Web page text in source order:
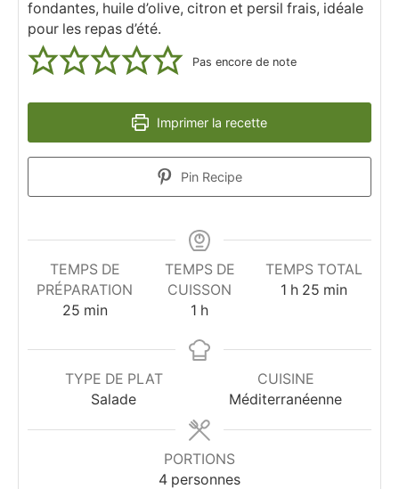
fondantes, huile d’olive, citron et persil frais, idéale
pour les repas d’été.
Pas encore de note
Imprimer la recette
Pin Recipe
TEMPS DE
PRÉPARATION
25minutes
min
TEMPS DE
CUISSON
1 heure
h
TEMPS TOTAL
1 heure
h 25 minutes
min
TYPE DE PLAT
Salade
CUISINE
Méditerranéenne
PORTIONS
4 personnes